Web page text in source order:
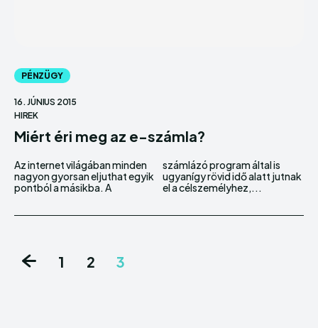
PÉNZÜGY
16. JÚNIUS 2015
HIREK
Miért éri meg az e-számla?
Az internet világában minden
nagyon gyorsan eljuthat egyik
pontból a másikba. A
számlázó program által is
ugyanígy rövid idő alatt jutnak
el a célszemélyhez,...
1 2 3